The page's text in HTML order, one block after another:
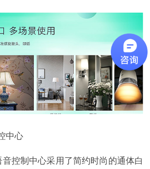
中心
控制中心采用了简约时尚的通体白